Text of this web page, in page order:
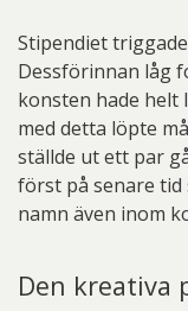
Stipendiet
Dessförinnan låg
konsten hade helt
med detta löpte
ställde ut ett par
först på senare
namn även inom
Den kreativa